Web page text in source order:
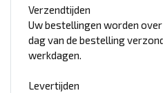
Verzendtijden
Uw bestellingen worden
dag van de bestelling
werkdagen.
Levertijden